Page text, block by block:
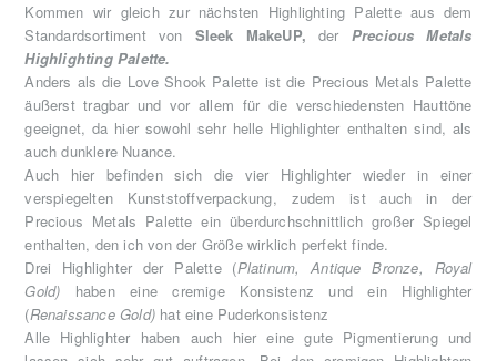
Kommen wir gleich zur nächsten Highlighting Palette aus dem
Standardsortiment von Sleek MakeUP, der Precious Metals
Highlighting Palette.
Anders als die Love Shook Palette ist die Precious Metals Palette
äußerst tragbar und vor allem für die verschiedensten Hauttöne
geeignet, da hier sowohl sehr helle Highlighter enthalten sind, als
auch dunklere Nuance.
Auch hier befinden sich die vier Highlighter wieder in einer
verspiegelten Kunststoffverpackung, zudem ist auch in der
Precious Metals Palette ein überdurchschnittlich großer Spiegel
enthalten, den ich von der Größe wirklich perfekt finde.
Drei Highlighter der Palette (Platinum, Antique Bronze, Royal
Gold) haben eine cremige Konsistenz und ein Highlighter
(Renaissance Gold) hat eine Puderkonsistenz
Alle Highlighter haben auch hier eine gute Pigmentierung und